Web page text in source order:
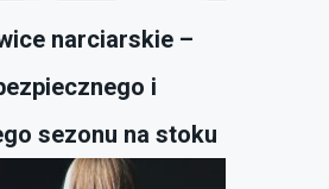
narciarskie –
i
sezonu na stoku